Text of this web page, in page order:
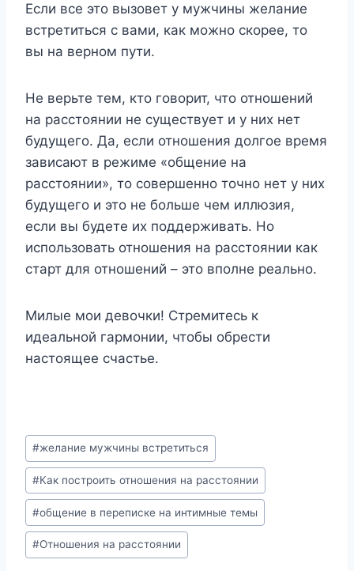
Если все это вызовет у мужчины желание
встретиться с вами, как можно скорее, то
вы на верном пути.
Не верьте тем, кто говорит, что отношений
на расстоянии не существует и у них нет
будущего. Да, если отношения долгое время
зависают в режиме «общение на
расстоянии», то совершенно точно нет у них
будущего и это не больше чем иллюзия,
если вы будете их поддерживать. Но
использовать отношения на расстоянии как
старт для отношений – это вполне реально.
Милые мои девочки! Стремитесь к
идеальной гармонии, чтобы обрести
настоящее счастье.
Post
Tags:
#желание мужчины встретиться
#Как построить отношения на расстоянии
#общение в переписке на интимные темы
#Отношения на расстоянии